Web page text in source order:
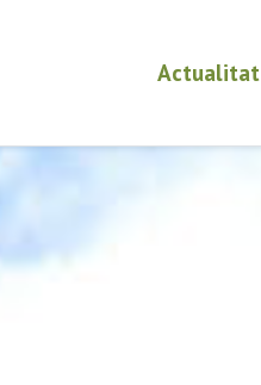
Actualitat